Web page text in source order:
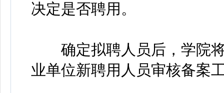
决定是否聘用。
确定拟聘人员后，学院将
业单位新聘用人员审核备案